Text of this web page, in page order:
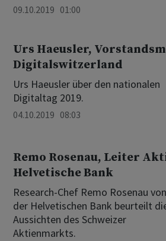
09.10.2019 01:00
Urs Haeusler,
Digitalswitzerland
Urs Haeusler über den nationalen
Digitaltag 2019.
04.10.2019 08:03
Remo Rosenau, Leiter
Helvetische Bank
Research-Chef Remo Rosenau von
der Helvetischen Bank beurteilt
Aussichten des Schweizer
Aktienmarkts.